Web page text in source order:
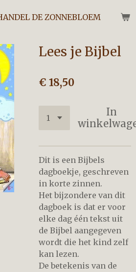
DE ZONNEBLOEM
Lees je Bijbel
€ 18,50
In
Dit is een Bijbels
dagboekje, geschreven
in korte zinnen.
Het bijzondere van dit
dagboek is dat er voor
elke dag één tekst uit
de Bijbel aangegeven
wordt die het kind zelf
kan lezen.
De betekenis van de